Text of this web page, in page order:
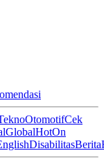
OtomotifCek
GlobalHotOn
DisabilitasBerita